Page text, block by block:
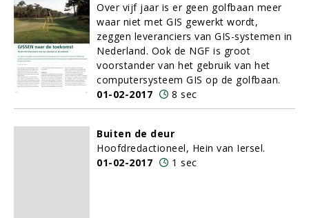
Over vijf jaar is er geen golfbaan meer
waar niet met GIS gewerkt wordt,
zeggen leveranciers van GIS-systemen in
Nederland. Ook de NGF is groot
voorstander van het gebruik van het
computersysteem GIS op de golfbaan.
01-02-2017
8 sec
Buiten de deur
Hoofdredactioneel, Hein van Iersel.
01-02-2017
1 sec